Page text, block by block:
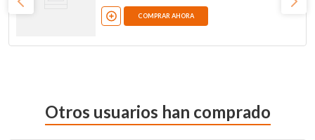
COMPRAR AHORA
Otros usuarios han comprado